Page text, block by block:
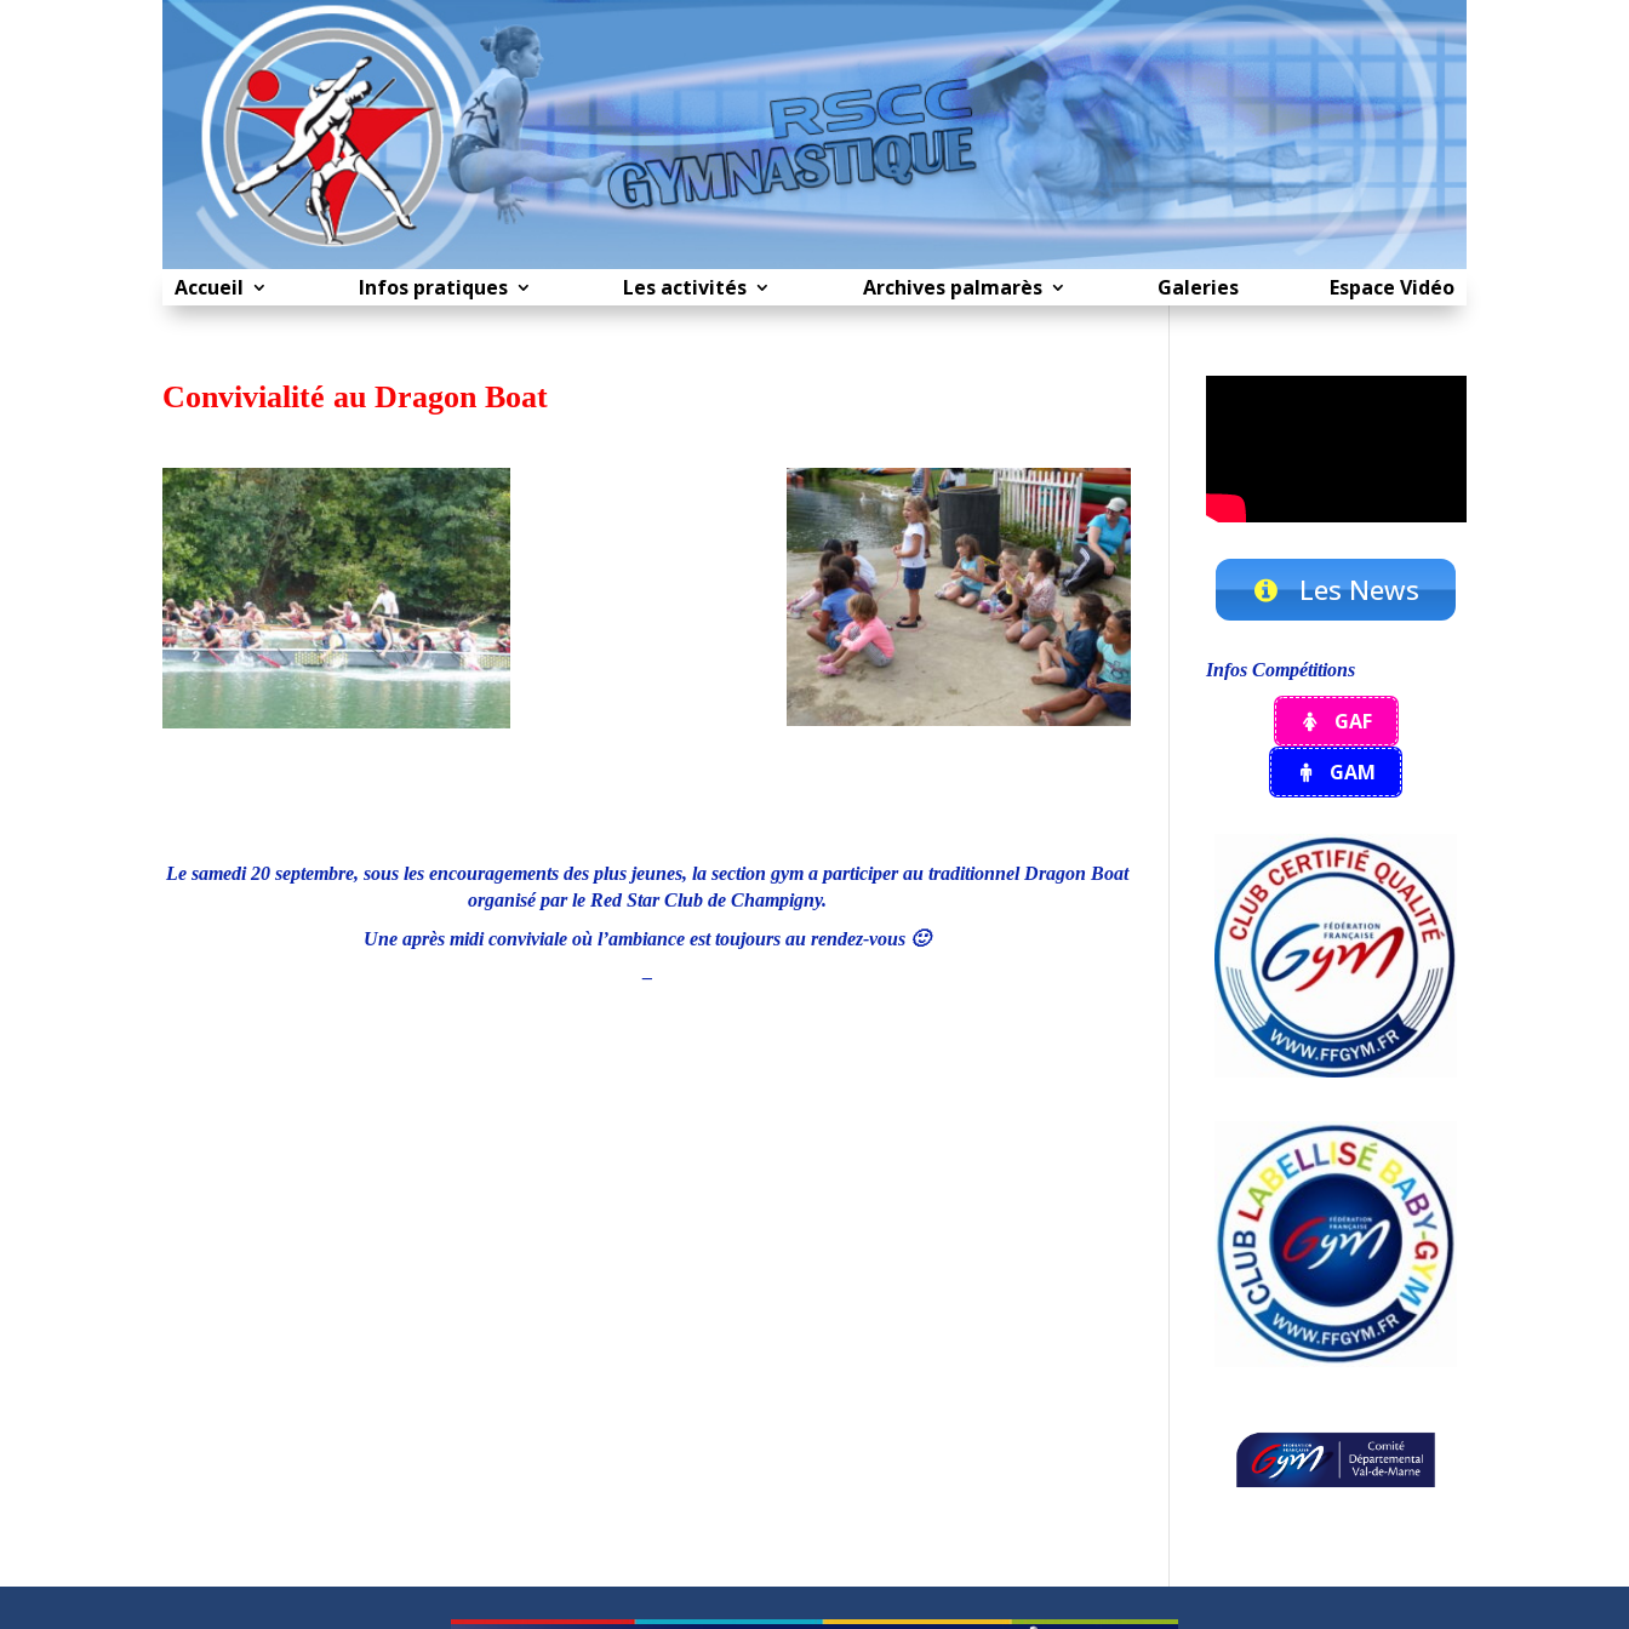
Accueil Infos pratiques Les activités Archives palmarès Galeries Espace Vidéo
Convivialité au Dragon Boat
Le samedi 20 septembre, sous les encouragements des plus jeunes, la section gym a participer au traditionnel Dragon Boat
organisé par le Red Star Club de Champigny.
Une après midi conviviale où l’ambiance est toujours au rendez-vous 🙂
–
Les News
Infos Compétitions
GAF
GAM